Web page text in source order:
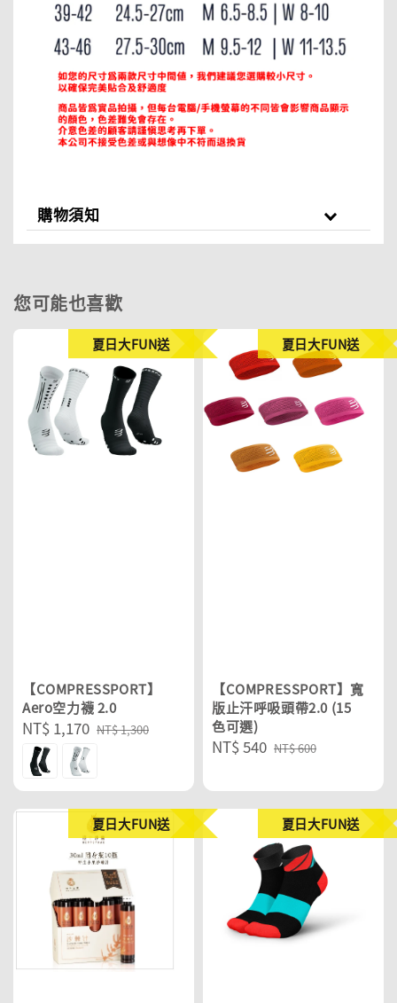
購物須知
您可能也喜歡
夏日大FUN送
【COMPRESSPORT】
Aero空力襪 2.0
Sale
price
NT$ 1,170 Regular
NT$ 1,300
夏日大FUN送
【COMPRESSPORT】寬
版止汗呼吸頭帶2.0 (15
色可選)
Sale
NT$ 540 Regular
NT$ 600
夏日大FUN送 夏日大FUN送